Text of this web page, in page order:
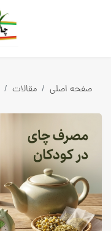
صفحه اصلی مقالات